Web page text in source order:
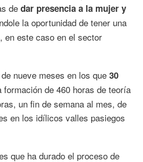
de dar presencia a la mujer y
la oportunidad de tener una
en este caso en el sector
nueve meses en los que 30
formación de 460 horas de teoría
un fin de semana al mes, de
en los idílicos valles pasiegos
que ha durado el proceso de